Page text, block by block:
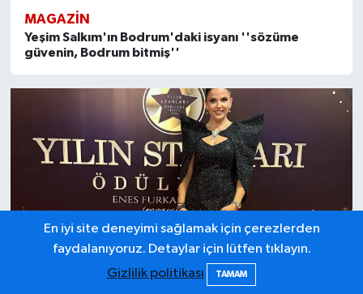
MAGAZİN
Yeşim Salkım'ın Bodrum'daki isyanı ''sözüme
güvenin, Bodrum bitmiş''
En iyi site deneyimi sağlamak için çerezlerden
faydalanıyoruz. Detaylar için lütfen tıklayın.
Gizlilik politikası
TAMAM